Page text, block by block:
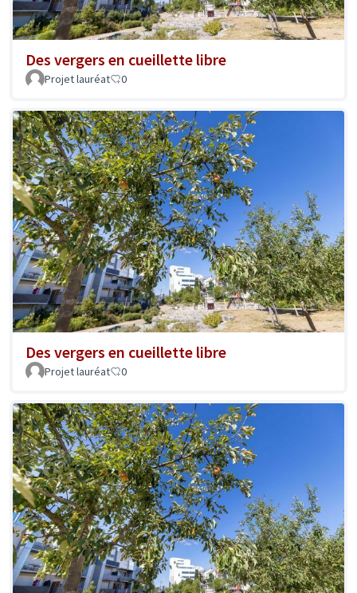
Des vergers en cueillette libre
Projet lauréat 0
Des vergers en cueillette libre
Projet lauréat 0